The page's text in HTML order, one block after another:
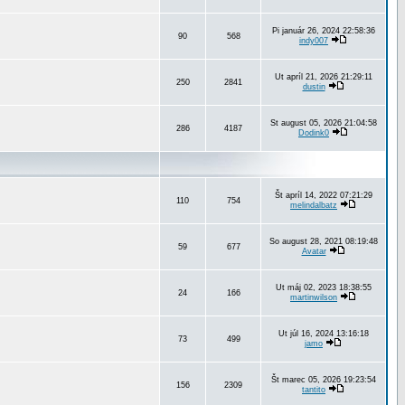
90 568
Pi január 26, 2024 22:58:36
indy007
250 2841
Ut apríl 21, 2026 21:29:11
dustin
286 4187
St august 05, 2026 21:04:58
Dodink0
110 754
Št apríl 14, 2022 07:21:29
melindalbatz
59 677
So august 28, 2021 08:19:48
Avatar
24 166
Ut máj 02, 2023 18:38:55
martinwilson
73 499
Ut júl 16, 2024 13:16:18
jamo
156 2309
Št marec 05, 2026 19:23:54
tantito